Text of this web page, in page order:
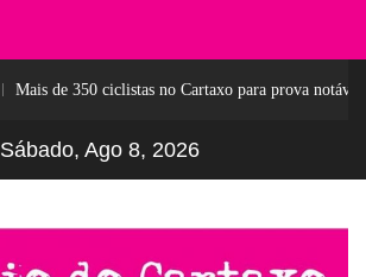
Mais de 350 ciclistas no Cartaxo para prova notável
Sábado, Ago 8, 2026